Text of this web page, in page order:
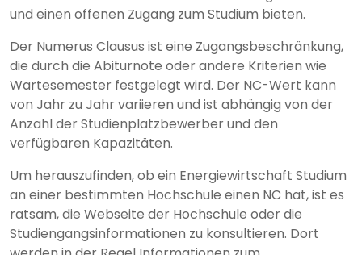
und einen offenen Zugang zum Studium bieten.
Der Numerus Clausus ist eine Zugangsbeschränkung,
die durch die Abiturnote oder andere Kriterien wie
Wartesemester festgelegt wird. Der NC-Wert kann
von Jahr zu Jahr variieren und ist abhängig von der
Anzahl der Studienplatzbewerber und den
verfügbaren Kapazitäten.
Um herauszufinden, ob ein Energiewirtschaft Studium
an einer bestimmten Hochschule einen NC hat, ist es
ratsam, die Webseite der Hochschule oder die
Studiengangsinformationen zu konsultieren. Dort